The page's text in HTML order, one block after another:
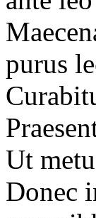
purus
Ut
Donec